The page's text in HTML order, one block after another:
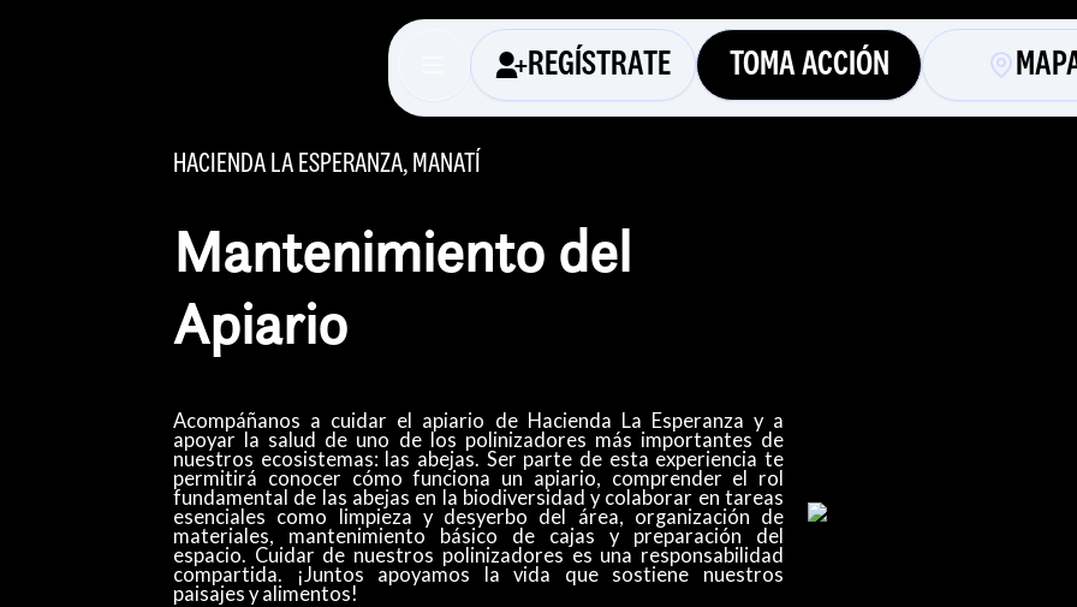
REGÍSTRATE TOMA ACCIÓN
HACIENDA LA ESPERANZA, MANATÍ
Mantenimiento del
Apiario
Acompáñanos a cuidar el apiario de Hacienda La Esperanza y a
apoyar la salud de uno de los polinizadores más importantes de
nuestros ecosistemas: las abejas. Ser parte de esta experiencia te
permitirá conocer cómo funciona un apiario, comprender el rol
fundamental de las abejas en la biodiversidad y colaborar en tareas
esenciales como limpieza y desyerbo del área, organización de
materiales, mantenimiento básico de cajas y preparación del
espacio. Cuidar de nuestros polinizadores es una responsabilidad
compartida. ¡Juntos apoyamos la vida que sostiene nuestros
paisajes y alimentos!